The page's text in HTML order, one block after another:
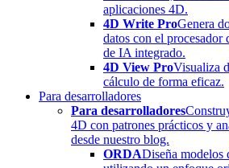
aplicaciones 4D.
4D Write ProGenera
datos con el procesador
de IA integrado.
4D View ProVisualiza
cálculo de forma eficaz.
Para desarrolladores
Para desarrolladores
4D con patrones prácticos y
desde nuestro blog.
ORDADiseña modelos